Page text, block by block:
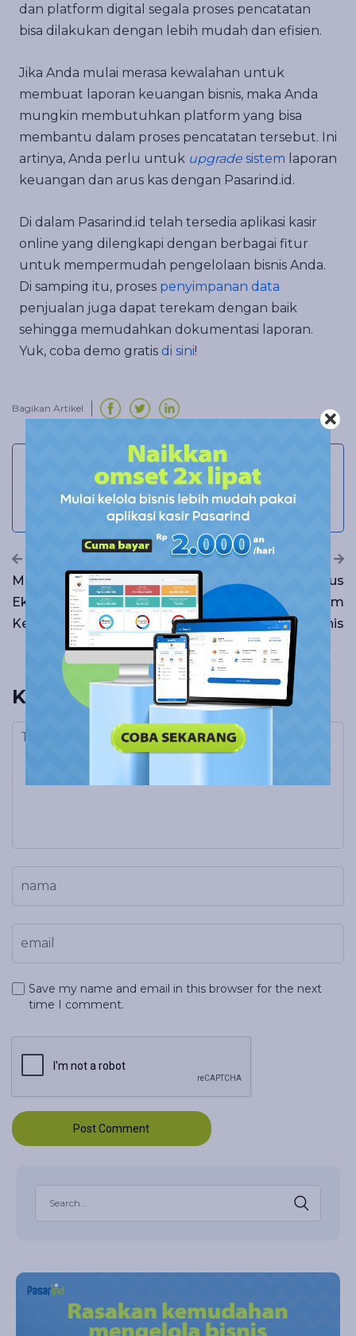
dan platform digital segala proses pencatatan
bisa dilakukan dengan lebih mudah dan efisien.
Jika Anda mulai merasa kewalahan untuk
membuat laporan keuangan bisnis, maka Anda
mungkin membutuhkan platform yang bisa
membantu dalam proses pencatatan tersebut. Ini
artinya, Anda perlu untuk upgrade sistem laporan
keuangan dan arus kas dengan Pasarind.id.
Di dalam Pasarind.id telah tersedia aplikasi kasir
online yang dilengkapi dengan berbagai fitur
untuk mempermudah pengelolaan bisnis Anda.
Di samping itu, proses penyimpanan data
penjualan juga dapat terekam dengan baik
sehingga memudahkan dokumentasi laporan.
Yuk, coba demo gratis di sini!
Bagikan Artikel
Muhammad Doni Darmawan
Doni is a digital content writer at Pasarind. He
keeps on pursuing opportunities to engage
with more people through articles and SEO.
Memahami Konsep
Ekuitas Dalam Konteks
Keuangan
Cek 7 Hal Yang Harus
Diperhatikan Sebelum
Mulai Bisnis
Komentar
Save my name and email in this browser for the next
time I comment.
Post Comment